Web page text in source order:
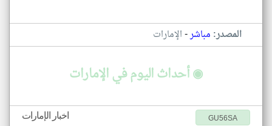
المصدر: مباشر-الإمارات
◉ أحداث اليوم في الإمارات
اخبار الإمارات GU56SA